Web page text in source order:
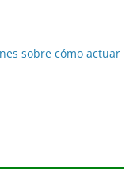
sobre cómo actuar